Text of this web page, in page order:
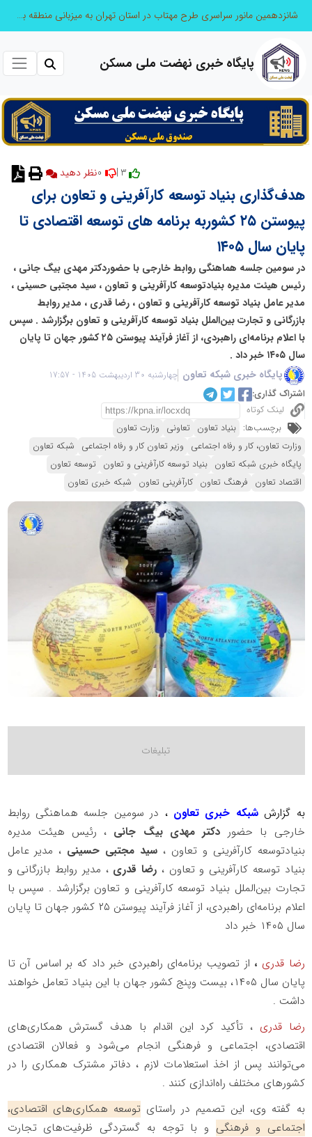
شانزدهمین مانور سراسری طرح مهتاب در استان تهران به میزبانی منطقه برق لواسان
پایگاه خبری نهضت ملی مسکن
3 | نظر دهید
هدف‌گذاری بنیاد توسعه کارآفرینی و تعاون برای
پیوستن ۲۵ کشوربه برنامه های توسعه اقتصادی تا
پایان سال ۱۴۰۵
در سومین جلسه هماهنگی روابط خارجی با حضوردکتر مهدی بیگ جانی ،
رئیس هیئت مدیره بنیادتوسعه کارآفرینی و تعاون ، سید مجتبی حسینی ،
مدیر عامل بنیاد توسعه کارآفرینی و تعاون ، رضا قدری ، مدیر روابط
بازرگانی و تجارت بین‌الملل بنیاد توسعه کارآفرینی و تعاون برگزارشد . سپس
با اعلام برنامه‌ای راهبردی، از آغاز فرآیند پیوستن ۲۵ کشور جهان تا پایان
سال ۱۴۰۵ خبر داد .
پایگاه خبری شبکه تعاون چهارشنبه 30 اردیبهشت 1405 - 17:57
اشتراک گذاری:
لینک کوتاه
برچسب‌ها: بنیاد تعاون تعاونی وزارت تعاون
وزارت تعاون، کار و رفاه اجتماعی وزیر تعاون کار و رفاه اجتماعی شبکه تعاون
پایگاه خبری شبکه تعاون بنیاد توسعه کارآفرینی و تعاون توسعه تعاون
اقتصاد تعاون فرهنگ تعاون کارآفرینی تعاون شبکه خبری تعاون
به گزارششبکه خبری تعاون، در سومین جلسه هماهنگی روابط
خارجی با حضور دکتر مهدی بیگ جانی ، رئیس هیئت مدیره
بنیادتوسعه کارآفرینی و تعاون ، سید مجتبی حسینی ، مدیر عامل
بنیاد توسعه کارآفرینی و تعاون ، رضا قدری ، مدیر روابط بازرگانی و
تجارت بین‌الملل بنیاد توسعه کارآفرینی و تعاون برگزارشد . سپس با
اعلام برنامه‌ای راهبردی، از آغاز فرآیند پیوستن ۲۵ کشور جهان تا پایان
سال ۱۴۰۵ خبر داد
رضا قدری ، از تصویب برنامه‌ای راهبردی خبر داد که بر اساس آن تا
پایان سال ۱۴۰۵، بیست‌ وپنج کشور جهان با این بنیاد تعامل خواهند
داشت .
رضا قدری ، تأکید کرد این اقدام با هدف گسترش همکاری‌های
اقتصادی، اجتماعی و فرهنگی انجام می‌شود و فعالان اقتصادی
می‌توانند پس از اخذ استعلامات لازم ، دفاتر مشترک همکاری را در
کشورهای مختلف راه‌اندازی کنند .
به گفته وی، این تصمیم در راستای توسعه همکاری‌های اقتصادی،
اجتماعی و فرهنگی و با توجه به گستردگی ظرفیت‌های تجارت